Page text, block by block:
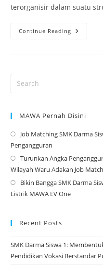
terorganisir dalam suatu
Continue Reading Upacara
Serah
MAWA Pernah Disini
Job Matching SMK Darma
Pengangguran
Turunkan Angka
Wilayah Waru Adakan Job
Bikin Bangga SMK Darma
Listrik MAWA EV One
Recent Posts
SMK Darma Siswa 1:
Pendidikan Vokasi Berstandar